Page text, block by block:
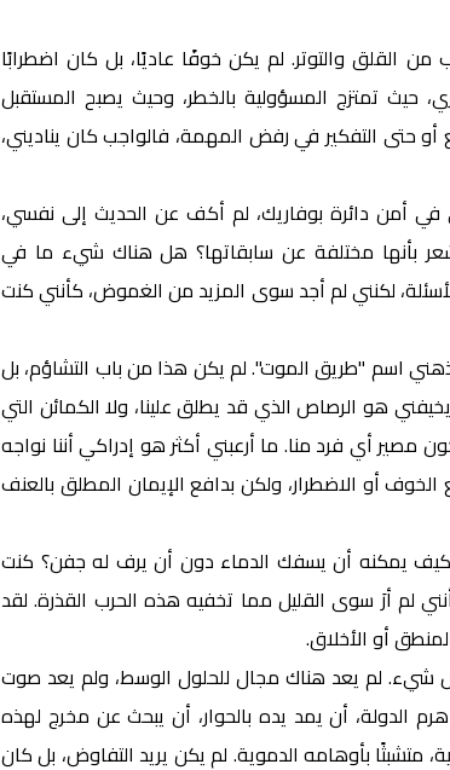
القلق والتوتر. لم يكن خوفًا عاديًا، بل كان اضطرابًا
تمتزج المسؤولية بالخطر، وحيث يصبح المستقبل
أو حتى التفكير في رفض المهمة، فالواجب كان يناديني،
أمن دائرة بوفاريك، لم أكف عن الحديث إلى نفسي،
بأنها مختلفة عن سابقاتها؟ هل هناك شيء ما في
لكنني لم أجد سوى المزيد من الغموض، كأنني كنت
اسم "طريق الموت". لم يكن هذا من باب التشاؤم، بل
هو الرصاص الذي قد يطلق علينا، ولا الكمائن التي
أي فرد منا. ما أرعبني أكثر هو إدراكي أننا نواجه
الخوف أو الاضطرار، ولكن بدافع الإيمان المطلق بالعنف
يمكنه أن يسفك الدماء دون أن يرف له جفن؟ كنت
لم أرَ سوى القليل مما تخفيه هذه الحرب القذرة. لقد
أو الأخلاق.
شيء. لم يعد هناك مجال للحلول الوسط، ولم يعد صوت
الدولة، أن يمد يده بالحوار، أن يبحث عن مخرج لهذه
متشبثًا بأوهامه الدموية. لم يكن يريد التفاوض، بل كان